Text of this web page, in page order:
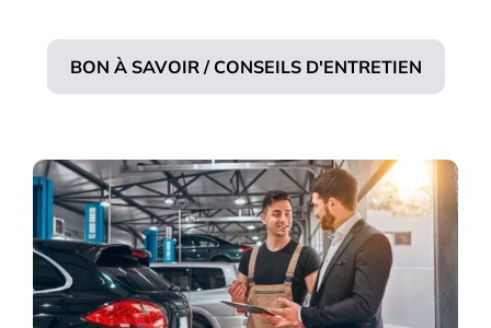
BON À SAVOIR / CONSEILS D'ENTRETIEN